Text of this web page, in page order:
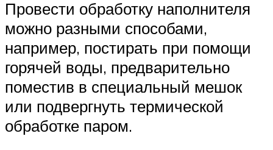
Провести обработку наполнителя
можно разными способами,
например, постирать при помощи
горячей воды, предварительно
поместив в специальный мешок
или подвергнуть термической
обработке паром.